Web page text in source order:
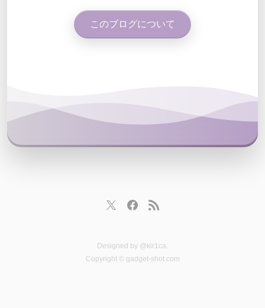
このブログについて
Designed by @kir1ca.
Copyright © gadget-shot.com